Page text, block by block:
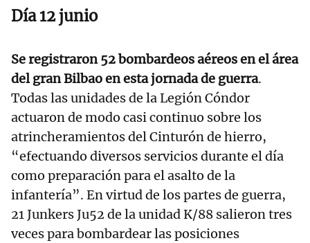
Día 12 junio
Se registraron 52 bombardeos aéreos en el área
del gran Bilbao en esta jornada de guerra.
Todas las unidades de la Legión Cóndor
actuaron de modo casi continuo sobre los
atrincheramientos del Cinturón de hierro,
“efectuando diversos servicios durante el día
como preparación para el asalto de la
infantería”. En virtud de los partes de guerra,
21 Junkers Ju52 de la unidad K/88 salieron tres
veces para bombardear las posiciones